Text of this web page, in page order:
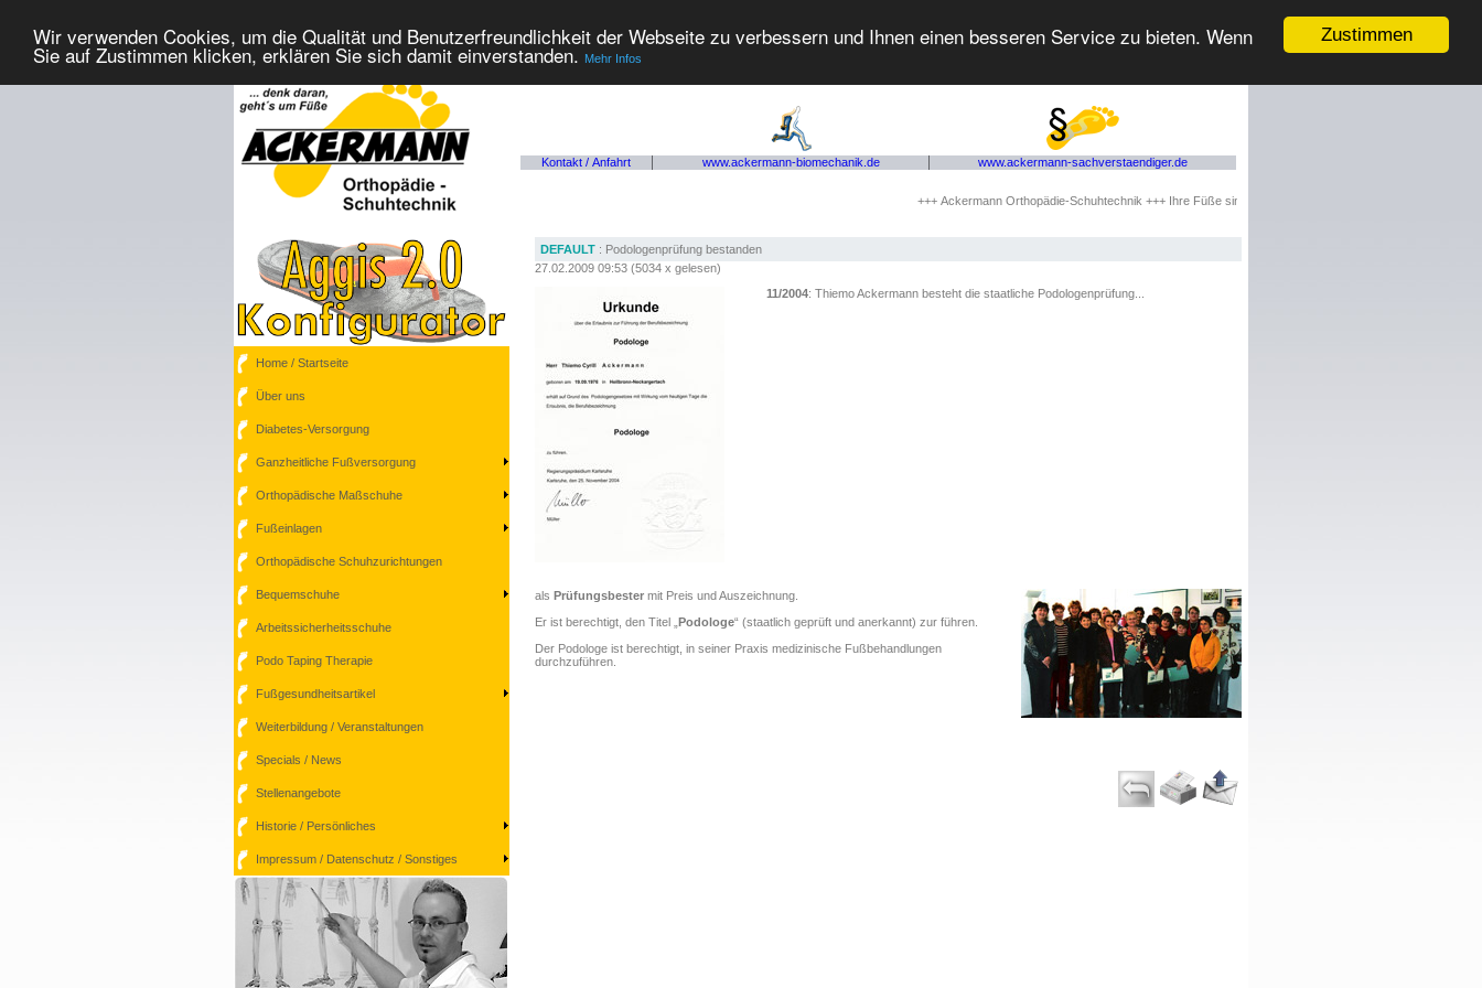
Zustimmen
Wir verwenden Cookies, um die Qualität und Benutzerfreundlichkeit der Webseite zu verbessern und Ihnen einen besseren Service zu bieten. Wenn
Sie auf Zustimmen klicken, erklären Sie sich damit einverstanden. Mehr Infos
Kontakt / Anfahrt www.ackermann-biomechanik.de www.ackermann-sachverstaendiger.de
+++ Ackermann Orthopädie-Schuhtechnik +++ Ihre Füße sind bei uns in guten Händen! +++
Home / Startseite
Über uns
Diabetes-Versorgung
Ganzheitliche Fußversorgung
Orthopädische Maßschuhe
Fußeinlagen
Orthopädische Schuhzurichtungen
Bequemschuhe
Arbeitssicherheitsschuhe
Podo Taping Therapie
Fußgesundheitsartikel
Weiterbildung / Veranstaltungen
Specials / News
Stellenangebote
Historie / Persönliches
Impressum / Datenschutz / Sonstiges
DEFAULT : Podologenprüfung bestanden
27.02.2009 09:53 (5034 x gelesen)
11/2004: Thiemo Ackermann besteht die staatliche Podologenprüfung...
als Prüfungsbester mit Preis und Auszeichnung.
Er ist berechtigt, den Titel „ Podologe“ (staatlich geprüft und anerkannt) zur führen.
Der Podologe ist berechtigt, in seiner Praxis medizinische Fußbehandlungen
durchzuführen.